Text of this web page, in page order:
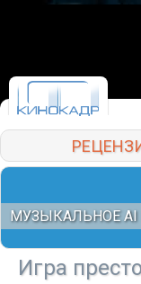
МУЗЫКАЛЬНОЕ
Игра